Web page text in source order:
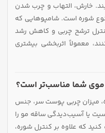
خارش، التهاب و چرب شدن
نوع شوره است. شامپوهایی که
ترشح چربی و کاهش رشد
معمولاً اثربخشی بیشتری
شما مناسب‌تر است؟
میزان چربی پوست سر، جنس
یا آسیب‌دیدگی ساقه مو را
که علاوه بر کنترل شوره،